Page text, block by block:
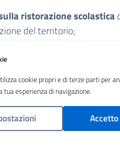
ristorazione scolastica
del territorio;
di promuovere
formazione ai genitori
di Albiate;
nel territorio di
cookie propri e di terze parti per
tua esperienza di navigazione.
Accetto